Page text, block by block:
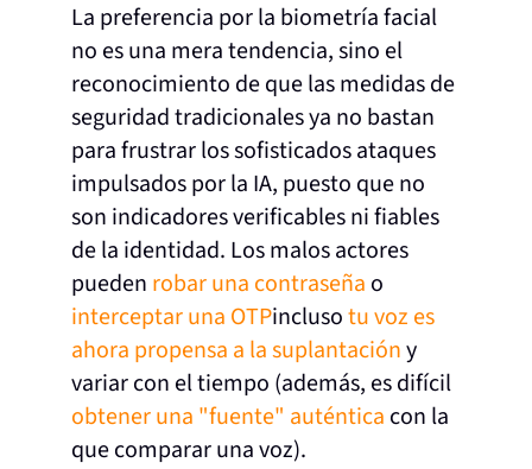
La preferencia por la biometría facial
no es una mera tendencia, sino el
reconocimiento de que las medidas de
seguridad tradicionales ya no bastan
para frustrar los sofisticados ataques
impulsados por la IA, puesto que no
son indicadores verificables ni fiables
de la identidad. Los malos actores
pueden robar una contraseña o
interceptar una OTPinclusotu voz es
ahora propensa a la suplantacióny
variar con el tiempo (además, es difícil
obtener una "fuente" auténtica con la
que comparar una voz).